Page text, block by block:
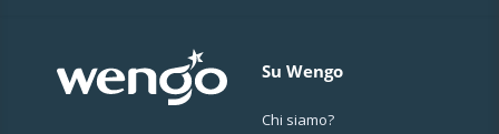
Su Wengo
Chi siamo?